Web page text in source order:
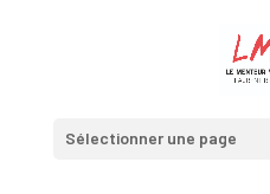
Sélectionner une page